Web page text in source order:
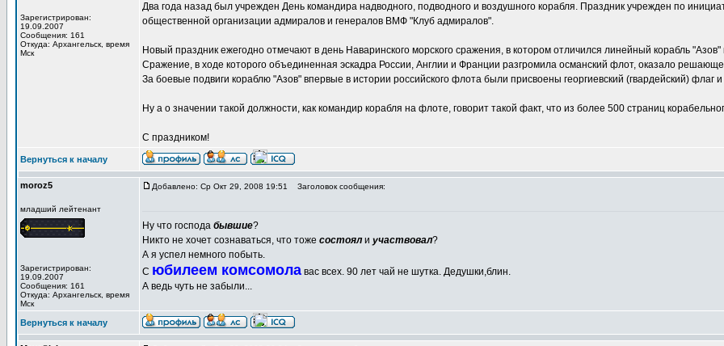
Зарегистрирован:
19.09.2007
Сообщения: 161
Откуда: Архангельск, время
Мск
Два года назад был учрежден День командира надводного, подводного и воздушного корабля. Праздник учрежден по
общественной организации адмиралов и генералов ВМФ "Клуб адмиралов".
Новый праздник ежегодно отмечают в день Наваринского морского сражения, в котором отличился линейный корабль
Сражение, в ходе которого объединенная эскадра России, Англии и Франции разгромила османский флот, оказало
За боевые подвиги кораблю "Азов" впервые в истории российского флота были присвоены георгиевский (гвардейский) флаг
Ну а о значении такой должности, как командир корабля на флоте, говорит такой факт, что из более 500 страниц
С праздником!
Вернуться к началу
moroz5
младший лейтенант
Зарегистрирован:
19.09.2007
Сообщения: 161
Откуда: Архангельск, время
Мск
Добавлено: Ср Окт 29, 2008 19:51 Заголовок сообщения:
Ну что господа бывшие?
Никто не хочет сознаваться, что тоже состояли участвовал?
А я успел немного побыть.
С юбилеем комсомола вас всех. 90 лет чай не шутка. Дедушки,блин.
А ведь чуть не забыли...
Вернуться к началу